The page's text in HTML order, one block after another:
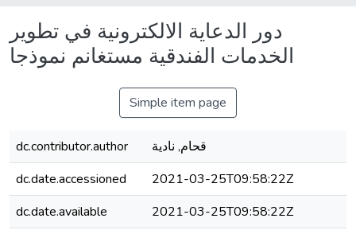
دور الدعاية الالكترونية في تطوير
الخدمات الفندقية مستغانم نموذجا
Simple item page
dc.contributor.author
قحام, نادية
dc.date.accessioned
2021-03-25T09:58:22Z
dc.date.available
2021-03-25T09:58:22Z